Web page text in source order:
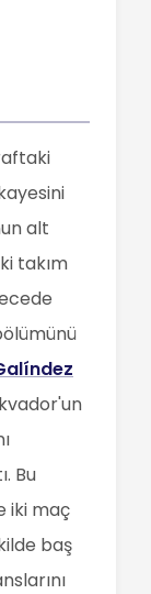
alt
takım
Bu
iki maç
baş